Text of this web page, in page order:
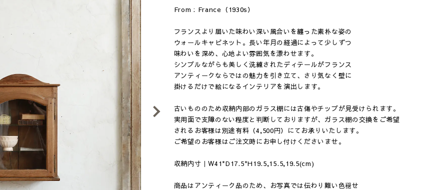
From : France（1930s）
フランスより届いた味わい深い風合いを纏った素朴な姿の
ウォールキャビネット。長い年月の経過によって少しずつ
味わいを深め、心地よい雰囲気を漂わせます。
シンプルながらも美しく洗練されたディテールがフランス
アンティークならではの魅力を引き立て、さり気なく壁に
掛けるだけで絵になるインテリアを演出します。
古いもののため収納内部のガラス棚には古傷やチップが見受けられます。
実用面で支障のない程度と判断しておりますが、ガラス棚の交換をご希望
されるお客様は別途有料（4,500円）にてお承りいたします。
ご希望のお客様はご注文時にお申し付けくださいませ。
収納内寸｜W41*D17.5*H19.5,15.5,19.5(cm)
商品はアンティーク品のため、お写真では伝わり難い色褪せ